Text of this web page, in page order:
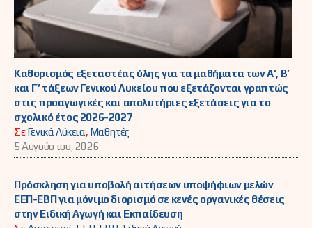
Καθορισμός εξεταστέας ύλης για τα μαθήματα των Α’, Β’
και Γ’ τάξεων Γενικού Λυκείου που εξετάζονται γραπτώς
στις προαγωγικές και απολυτήριες εξετάσεις για το
σχολικό έτος 2026-2027
ΣεΓενικά Λύκεια, Μαθητές
5 Αυγούστου, 2026 -
Πρόσκληση για υποβολή αιτήσεων υποψήφιων μελών
ΕΕΠ-ΕΒΠ για μόνιμο διορισμό σε κενές οργανικές θέσεις
στην Ειδική Αγωγή και Εκπαίδευση